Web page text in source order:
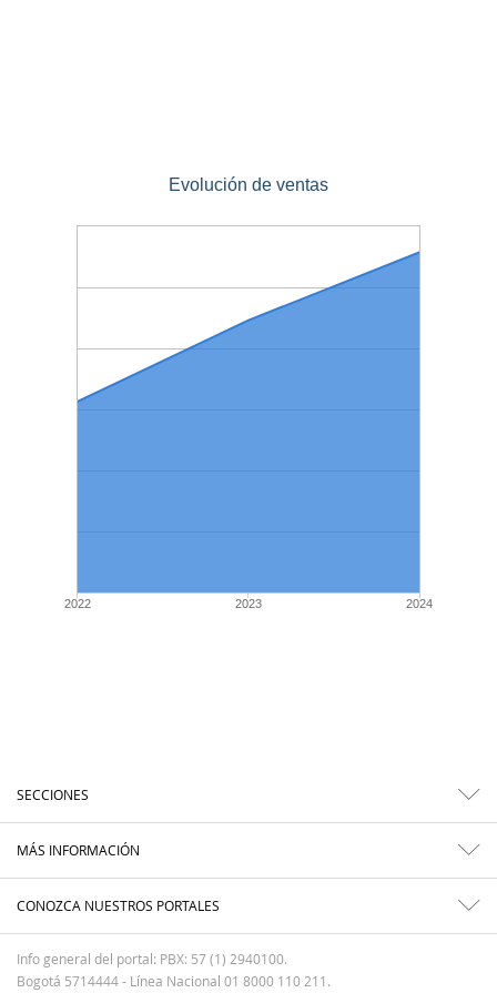
Evolución de ventas
2022 2023 2024
SECCIONES
MÁS INFORMACIÓN
CONOZCA NUESTROS PORTALES
Info general del portal: PBX: 57 (1) 2940100.
Bogotá 5714444 - Línea Nacional 01 8000 110 211.